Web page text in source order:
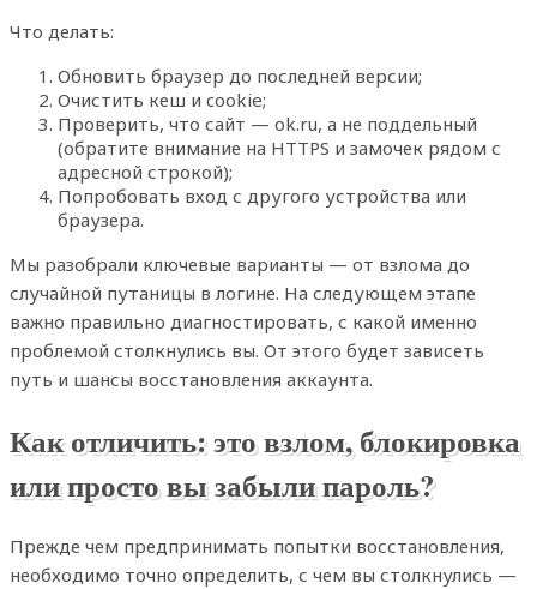
Что делать:
Обновить браузер до последней версии;
Очистить кеш и cookie;
Проверить, что сайт — ok.ru, а не поддельный
(обратите внимание на HTTPS и замочек рядом с
адресной строкой);
Попробовать вход с другого устройства или
браузера.
Мы разобрали ключевые варианты — от взлома до
случайной путаницы в логине. На следующем этапе
важно правильно диагностировать, с какой именно
проблемой столкнулись вы. От этого будет зависеть
путь и шансы восстановления аккаунта.
Как отличить: это взлом, блокировка
или просто вы забыли пароль?
Прежде чем предпринимать попытки восстановления,
необходимо точно определить, с чем вы столкнулись —